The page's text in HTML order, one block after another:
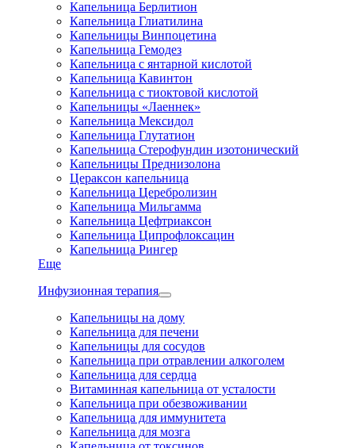
Капельница Берлитион
Капельница Глиатилина
Капельницы Винпоцетина
Капельница Гемодез
Капельница с янтарной кислотой
Капельница Кавинтон
Капельница с тиоктовой кислотой
Капельницы «Лаеннек»
Капельница Мексидол
Капельница Глутатион
Капельница Стерофундин изотонический
Капельницы Преднизолона
Цераксон капельница
Капельница Церебролизин
Капельница Мильгамма
Капельница Цефтриаксон
Капельница Ципрофлоксацин
Капельница Рингер
Еще
Инфузионная терапия
Капельницы на дому
Капельница для печени
Капельницы для сосудов
Капельница при отравлении алкоголем
Капельница для сердца
Витаминная капельница от усталости
Капельница при обезвоживании
Капельница для иммунитета
Капельница для мозга